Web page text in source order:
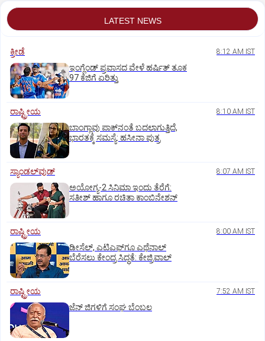
LATEST NEWS
ಕ್ರೀಡೆ 8:12 AM IST
ಇಂಗ್ಲೆಂಡ್‌ ಪ್ರವಾಸದ ವೇಳೆ ಹರ್ಷಿತ್‌ ತೂಕ
97 ಕೆಜಿಗೆ ಏರಿತ್ತು
ರಾಷ್ಟ್ರೀಯ 8:10 AM IST
ಬಾಂಗ್ಲಾವು ಪಾಕ್‌ನಂತೆ ಬದಲಾಗುತ್ತಿದೆ,
ಭಾರತಕ್ಕೆ ಸಮಸ್ಯೆ: ಹಸೀನಾ ಪುತ್ರ
ಸ್ಯಾಂಡಲ್‌ವುಡ್‌ 8:07 AM IST
ಅಯೋಗ್ಯ-2 ಸಿನಿಮಾ ಇಂದು ತೆರೆಗೆ:
ಸತೀಶ್‌ ಹಾಗೂ ರಚಿತಾ ಕಾಂಬಿನೇಶನ್‌
ರಾಷ್ಟ್ರೀಯ 8:00 AM IST
ಡೀಸೆಲ್‌, ಎಟಿಎಫ್‌ಗೂ ಎಥೆನಾಲ್‌
ಬೆರೆಸಲು ಕೇಂದ್ರ ಸಿದ್ಧತೆ: ಕೇಜ್ರಿವಾಲ್‌
ರಾಷ್ಟ್ರೀಯ 7:52 AM IST
ಜೆನ್‌ ಜಿಗಳಿಗೆ ಸಂಘ ಬೆಂಬಲ